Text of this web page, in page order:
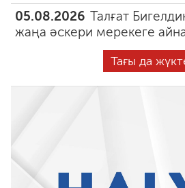
05.08.2026 Талғат
жаңа әскери мерекеге
Тағы да